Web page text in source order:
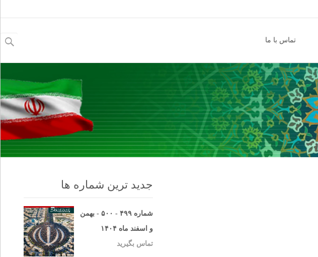
تماس با ما
برای:
جدید ترین شماره ها
شماره ۴۹۹ - ۵۰۰ - بهمن
و اسفند ماه ۱۴۰۴
تماس بگیرید